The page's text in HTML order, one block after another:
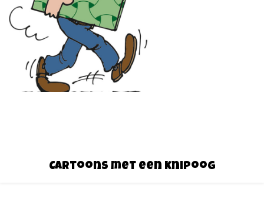
Cartoons met een knipoog